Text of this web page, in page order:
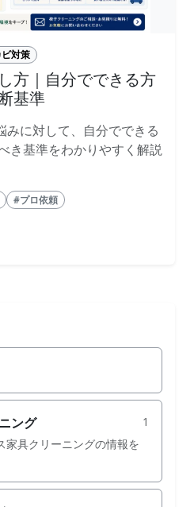
対策
方｜自分でできる方
基準
みに対して、自分でできる
き基準をわかりやすく解説
#プロ依頼
ング
1
家具クリーニングの情報を